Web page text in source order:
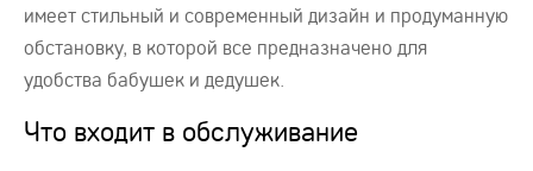
имеет стильный и современный дизайн и продуманную
обстановку, в которой все предназначено для
удобства бабушек и дедушек.
Что входит в обслуживание